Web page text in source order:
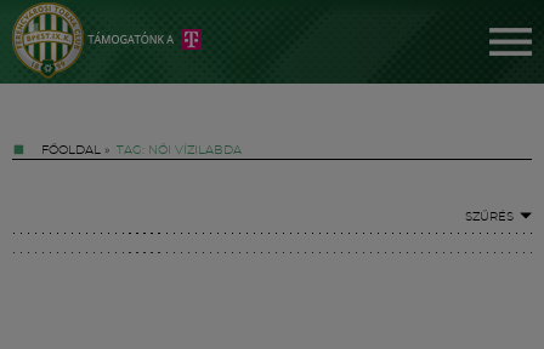
FŐOLDAL » TAG: NŐI VÍZILABDA
SZŰRÉS